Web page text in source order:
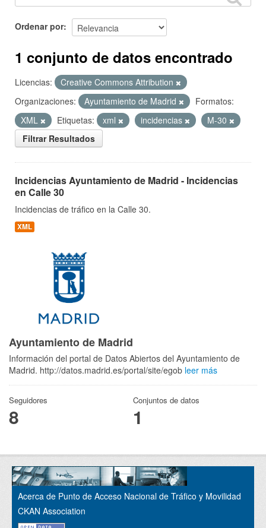
Ordenar por
1 conjunto de datos encontrado
Licencias:
Creative Commons Attribution
Organizaciones:
Ayuntamiento de Madrid
Formatos:
XML
Etiquetas: xml incidencias
M-30
Filtrar Resultados
Incidencias Ayuntamiento de Madrid - Incidencias
en Calle 30
Incidencias de tráfico en la Calle 30.
XML
Ayuntamiento de Madrid
Información del portal de Datos Abiertos del Ayuntamiento de
Madrid. http://datos.madrid.es/portal/site/egob leer más
Seguidores
8
Conjuntos de datos
1
Acerca de Punto de Acceso Nacional de Tráfico y Movilidad
CKAN Association